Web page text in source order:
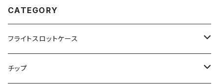
CATEGORY
フライトスロットケース
飛び出し防止リングなし
チップ